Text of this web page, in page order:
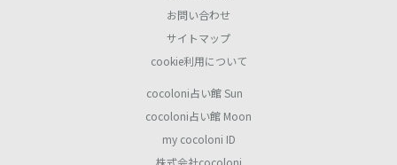
お問い合わせ
サイトマップ
cookie利用について
cocoloni占い館 Sun
cocoloni占い館 Moon
my cocoloni ID
株式会社cocoloni